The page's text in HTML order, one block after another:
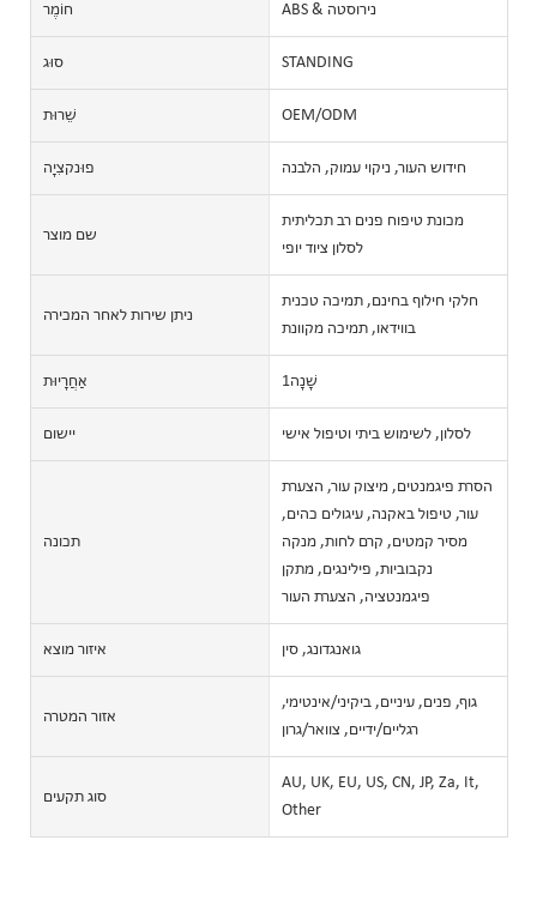
חוֹמֶר ABS & נירוסטה
סוּג STANDING
שֵׁרוּת OEM/ODM
פוּנקצִיָה חידוש העור, ניקוי עמוק, הלבנה
שם מוצר
מכונת טיפוח פנים רב תכליתית
לסלון ציוד יופי
ניתן שירות לאחר המכירה
חלקי חילוף בחינם, תמיכה טכנית
בווידאו, תמיכה מקוונת
אַחֲרָיוּת שָׁנָה1
יישום לסלון, לשימוש ביתי וטיפול אישי
תכונה
הסרת פיגמנטים, מיצוק עור, הצערת
עור, טיפול באקנה, עיגולים כהים,
מסיר קמטים, קרם לחות, מנקה
נקבוביות, פילינגים, מתקן
פיגמנטציה, הצערת העור
איזור מוצא גואנגדונג, סין
אזור המטרה
גוף, פנים, עיניים, ביקיני/אינטימי,
רגליים/ידיים, צוואר/גרון
סוג תקעים
AU, UK, EU, US, CN, JP, Za, It,
Other